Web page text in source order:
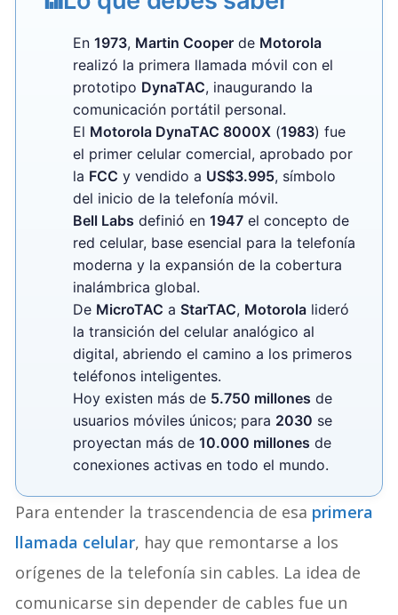
En1973, Martin Cooper de Motorola
realizó la primera llamada móvil con el
prototipo DynaTAC, inaugurando la
comunicación portátil personal.
El Motorola DynaTAC 8000X (1983) fue
el primer celular comercial, aprobado por
la FCC y vendido a US$3.995, símbolo
del inicio de la telefonía móvil.
Bell Labs definió en1947 el concepto de
red celular, base esencial para la telefonía
moderna y la expansión de la cobertura
inalámbrica global.
De MicroTAC a StarTAC, Motorola lideró
la transición del celular analógico al
digital, abriendo el camino a los primeros
teléfonos inteligentes.
Hoy existen más de 5.750 millones de
usuarios móviles únicos; para 2030 se
proyectan más de10.000 millones de
conexiones activas en todo el mundo.
Para entender la trascendencia de esa primera
llamada celular, hay que remontarse a los
orígenes de la telefonía sin cables. La idea de
comunicarse sin depender de cables fue un